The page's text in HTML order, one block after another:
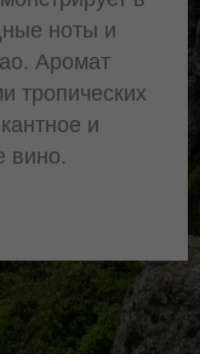
ноты и
Аромат
тропических
и
вино.